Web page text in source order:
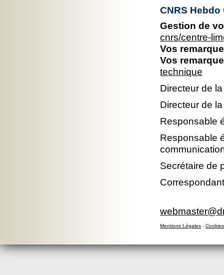
CNRS
Gestion de
cnrs/centre-
Vos
Vos
technique
Directeur de
Directeur de
Responsable
Responsable
Secrétaire de
Mentions Légales - Cookies